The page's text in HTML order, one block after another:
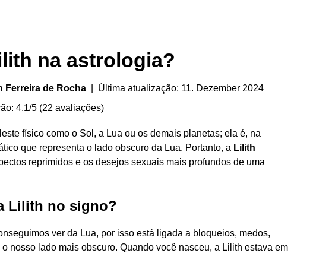
na astrologia?
Ferreira de Rocha | Última atualização: 11. Dezember 2024
4.1/5 (22 avaliações)
físico como o Sol, a Lua ou os demais planetas; ela é, na
que representa o lado obscuro da Lua. Portanto, a Lilith
reprimidos e os desejos sexuais mais profundos de uma
Lilith no signo?
ver da Lua, por isso está ligada a bloqueios, medos,
nosso lado mais obscuro. Quando você nasceu, a Lilith estava em